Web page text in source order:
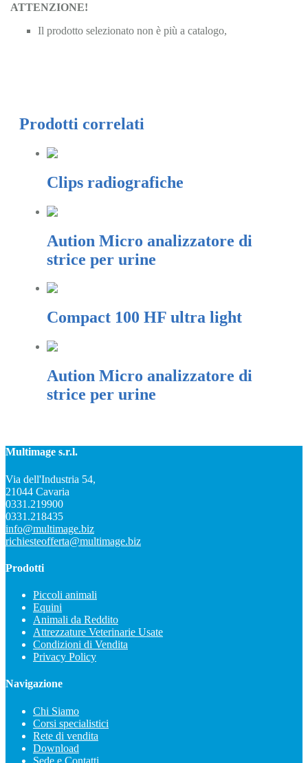
ATTENZIONE!
Il prodotto selezionato non è più a catalogo,
Prodotti correlati
Clips radiografiche
Aution Micro analizzatore di
strice per urine
Compact 100 HF ultra light
Aution Micro analizzatore di
strice per urine
Multimage s.r.l.
Via dell'Industria 54,
21044 Cavaria
0331.219900
0331.218435
info@multimage.biz
richiesteofferta@multimage.biz
Prodotti
Piccoli animali
Equini
Animali da Reddito
Attrezzature Veterinarie Usate
Condizioni di Vendita
Privacy Policy
Navigazione
Chi Siamo
Corsi specialistici
Rete di vendita
Download
Sede e Contatti